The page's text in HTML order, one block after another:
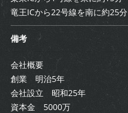
竜王ICから22号線を南に約25分
備考
会社概要
創業 明治5年
会社設立 昭和25年
資本金 5000万